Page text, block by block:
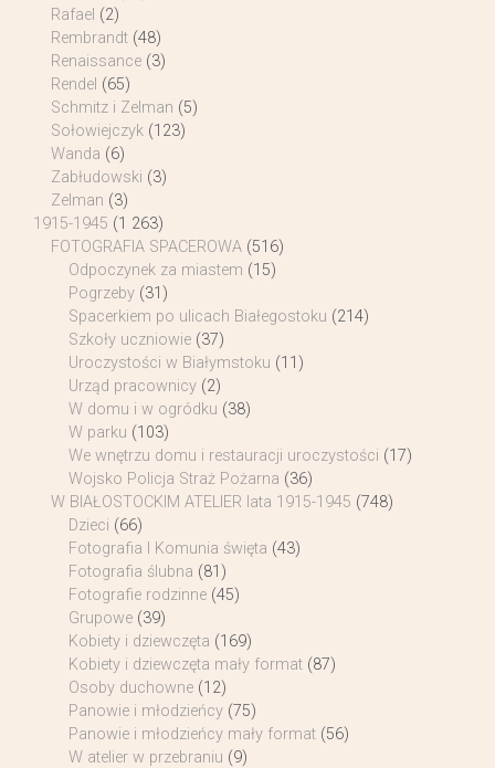
Rafael (2)
Rembrandt (48)
Renaissance (3)
Rendel (65)
Schmitz i Zelman (5)
Sołowiejczyk (123)
Wanda (6)
Zabłudowski (3)
Zelman (3)
1915-1945 (1 263)
FOTOGRAFIA SPACEROWA (516)
Odpoczynek za miastem (15)
Pogrzeby (31)
Spacerkiem po ulicach Białegostoku (214)
Szkoły uczniowie (37)
Uroczystości w Białymstoku (11)
Urząd pracownicy (2)
W domu i w ogródku (38)
W parku (103)
We wnętrzu domu i restauracji uroczystości (17)
Wojsko Policja Straż Pożarna (36)
W BIAŁOSTOCKIM ATELIER lata 1915-1945 (748)
Dzieci (66)
Fotografia I Komunia święta (43)
Fotografia ślubna (81)
Fotografie rodzinne (45)
Grupowe (39)
Kobiety i dziewczęta (169)
Kobiety i dziewczęta mały format (87)
Osoby duchowne (12)
Panowie i młodzieńcy (75)
Panowie i młodzieńcy mały format (56)
W atelier w przebraniu (9)